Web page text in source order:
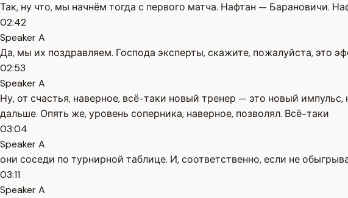
Так, ну что, мы начнём тогда с первого матча. Нафтан — Барановичи.
02:42
Speaker A
Да, мы их поздравляем. Господа эксперты, скажите, пожалуйста, это
02:53
Speaker A
Ну, от счастья, наверное, всё-таки новый тренер — это новый
дальше. Опять же, уровень соперника, наверное, позволял. Всё-таки
03:04
Speaker A
они соседи по турнирной таблице. И, соответственно, если не
03:11
Speaker A